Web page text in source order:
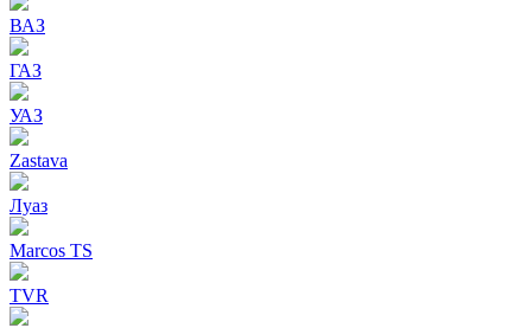
ВАЗ
ГАЗ
УАЗ
Zastava
Луаз
Marcos TS
TVR